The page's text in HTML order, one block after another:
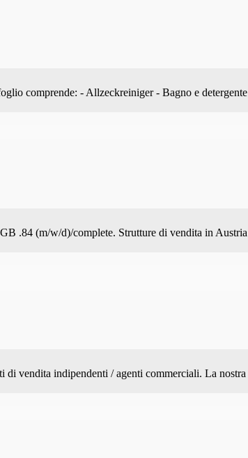
comprende: - Allzeckreiniger - Bagno e detergente
.84 (m/w/d)/complete. Strutture di vendita in Austria
di vendita indipendenti / agenti commerciali. La nostra